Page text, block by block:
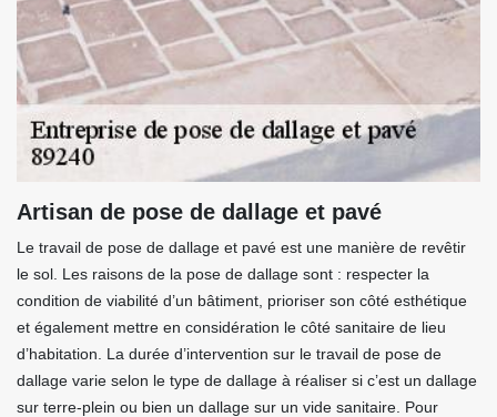
Artisan de pose de dallage et pavé
Le travail de pose de dallage et pavé est une manière de revêtir
le sol. Les raisons de la pose de dallage sont : respecter la
condition de viabilité d’un bâtiment, prioriser son côté esthétique
et également mettre en considération le côté sanitaire de lieu
d’habitation. La durée d’intervention sur le travail de pose de
dallage varie selon le type de dallage à réaliser si c’est un dallage
sur terre-plein ou bien un dallage sur un vide sanitaire. Pour